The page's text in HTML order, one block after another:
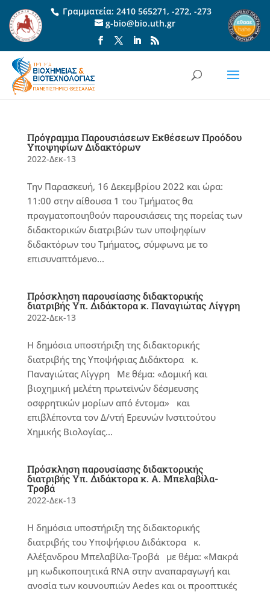
Γραμματεία: 2410 565271, -272, -273
g-bio@bio.uth.gr
Πρόγραμμα Παρουσιάσεων Εκθέσεων Προόδου
Υποψηφίων Διδακτόρων
2022-Δεκ-13
Την Παρασκευή, 16 Δεκεμβρίου 2022 και ώρα:
11:00 στην αίθουσα 1 του Τμήματος θα
πραγματοποιηθούν παρουσιάσεις της πορείας των
διδακτορικών διατριβών των υποψηφίων
διδακτόρων του Τμήματος, σύμφωνα με το
επισυναπτόμενο...
Πρόσκληση παρουσίασης διδακτορικής
διατριβής Υπ. Διδάκτορα κ. Παναγιώτας Λίγγρη
2022-Δεκ-13
Η δημόσια υποστήριξη της διδακτορικής
διατριβής της Υποψήφιας Διδάκτορα κ.
Παναγιώτας Λίγγρη Με θέμα: «Δομική και
βιοχημική μελέτη πρωτεϊνών δέσμευσης
οσφρητικών μορίων από έντομα» και
επιβλέποντα τον Δ/ντή Ερευνών Ινστιτούτου
Χημικής Βιολογίας...
Πρόσκληση παρουσίασης διδακτορικής
διατριβής Υπ. Διδάκτορα κ. Α. Μπελαβίλα-
Τροβά
2022-Δεκ-13
Η δημόσια υποστήριξη της διδακτορικής
διατριβής του Υποψήφιου Διδάκτορα κ.
Αλέξανδρου Μπελαβίλα-Τροβά με θέμα: «Μακρά
μη κωδικοποιητικά RNA στην αναπαραγωγή και
ανοσία των κουνουπιών Aedes και οι προοπτικές